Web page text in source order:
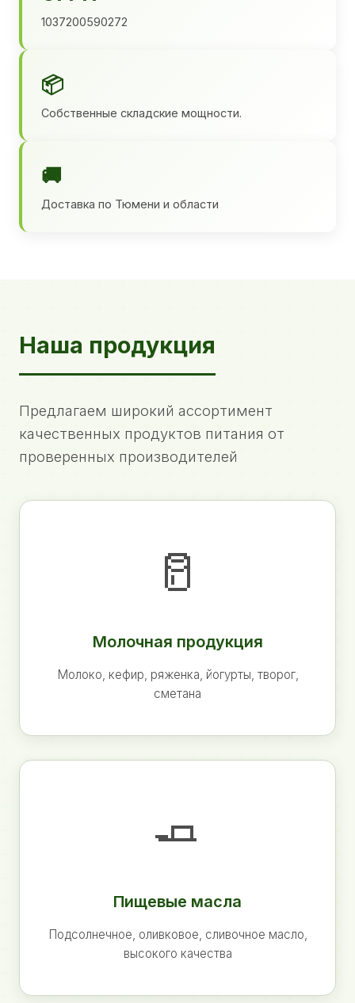
1037200590272
📦
Собственные складские мощности.
🚚
Доставка по Тюмени и области
Наша продукция
Предлагаем широкий ассортимент
качественных продуктов питания от
проверенных производителей
🥛
Молочная продукция
Молоко, кефир, ряженка, йогурты, творог,
сметана
🧈
Пищевые масла
Подсолнечное, оливковое, сливочное масло,
высокого качества